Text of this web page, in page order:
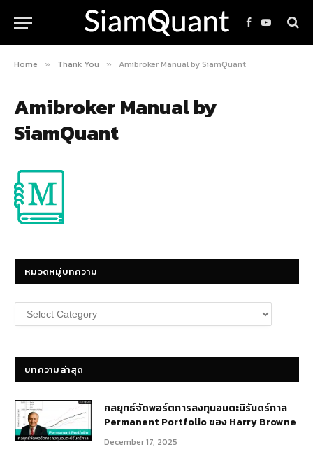
Facebook
YouTube
Home » Thank You » Amibroker Manual by SiamQuant
Amibroker Manual by
SiamQuant
หมวดหมู่บทความ
หมวด
หมู่
บทความล่าสุด
กลยุทธ์​จัดพอร์ตการลงทุนอมตะนิรันดร์กาล
Permanent Portfolio ของ Harry Browne
December 17, 2025